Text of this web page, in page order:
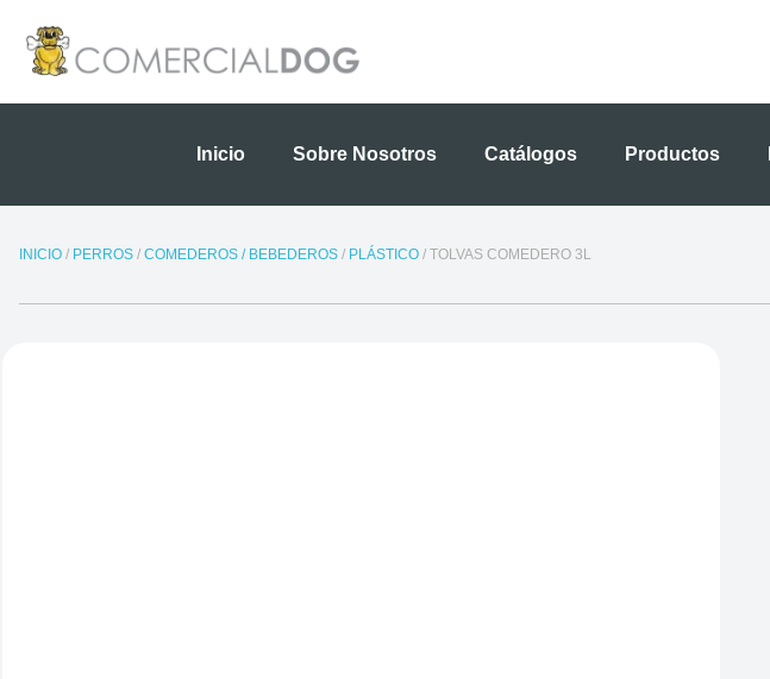
contenido
Inicio Sobre Nosotros Catálogos Productos
INICIO / PERROS / COMEDEROS / BEBEDEROS / PLÁSTICO / TOLVAS COMEDERO 3L